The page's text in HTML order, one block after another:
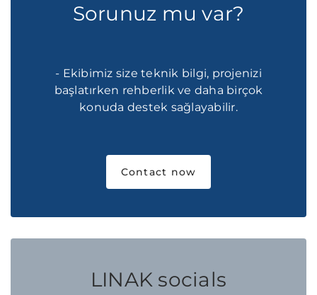
Sorunuz mu var?
- Ekibimiz size teknik bilgi, projenizi
başlatırken rehberlik ve daha birçok
konuda destek sağlayabilir.
Contact now
LINAK socials